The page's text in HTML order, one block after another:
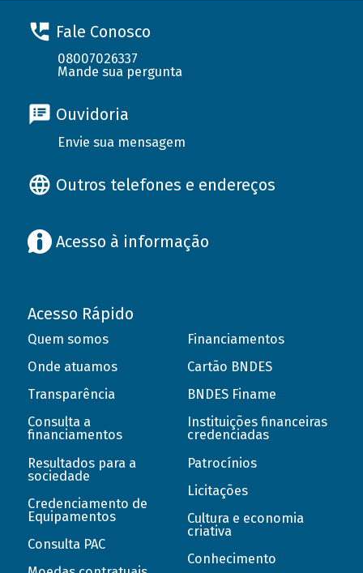
Fale Conosco
08007026337
Mande sua pergunta
Ouvidoria
Envie sua mensagem
Outros telefones e endereços
Acesso à informação
Acesso Rápido
Quem somos
Onde atuamos
Transparência
Consulta a
financiamentos
Resultados para a
sociedade
Credenciamento de
Equipamentos
Consulta PAC
Financiamentos
Cartão BNDES
BNDES Finame
Instituições financeiras
credenciadas
Patrocínios
Licitações
Cultura e economia
criativa
Conhecimento